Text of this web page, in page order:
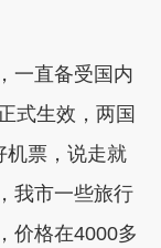
直备受国内
式生效，两国
机票，说走就
我市一些旅行
价格在4000多